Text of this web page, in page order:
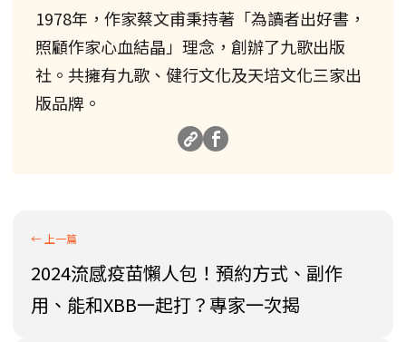
1978年，作家蔡文甫秉持著「為讀者出好書，
照顧作家心血結晶」理念，創辦了九歌出版
社。共擁有九歌、健行文化及天培文化三家出
版品牌。
2024流感疫苗懶人包！預約方式、副作
用、能和XBB一起打？專家一次揭